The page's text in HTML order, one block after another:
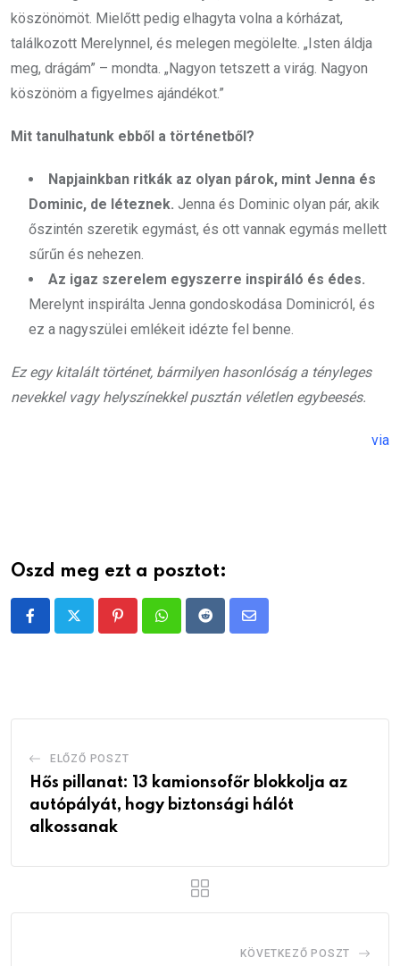
köszönömöt. Mielőtt pedig elhagyta volna a kórházat,
találkozott Merelynnel, és melegen megölelte. „Isten áldja
meg, drágám” – mondta. „Nagyon tetszett a virág. Nagyon
köszönöm a figyelmes ajándékot.”
Mit tanulhatunk ebből a történetből?
Napjainkban ritkák az olyan párok, mint Jenna és
Dominic, de léteznek. Jenna és Dominic olyan pár, akik
őszintén szeretik egymást, és ott vannak egymás mellett
sűrűn és nehezen.
Az igaz szerelem egyszerre inspiráló és édes.
Merelynt inspirálta Jenna gondoskodása Dominicról, és
ez a nagyszülei emlékeit idézte fel benne.
Ez egy kitalált történet, bármilyen hasonlóság a tényleges
nevekkel vagy helyszínekkel pusztán véletlen egybeesés.
via
Oszd meg ezt a posztot:
PinterestWhatsappRedditShare
ELŐZŐ POSZT
Hős pillanat: 13 kamionsofőr blokkolja az
autópályát, hogy biztonsági hálót
alkossanak
KÖVETKEZŐ POSZT